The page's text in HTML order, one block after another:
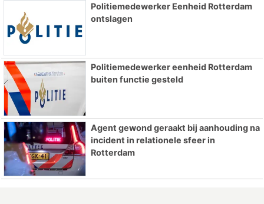
Politiemedewerker Eenheid Rotterdam
ontslagen
Politiemedewerker eenheid Rotterdam
buiten functie gesteld
Agent gewond geraakt bij aanhouding na
incident in relationele sfeer in
Rotterdam